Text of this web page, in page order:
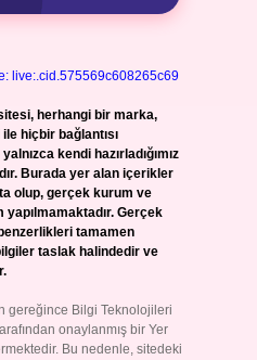
live:.cid.575569c608265c69
herhangi bir marka,
hiçbir bağlantısı
kendi hazırladığımız
Burada yer alan içerikler
olup, gerçek kurum ve
yapılmamaktadır. Gerçek
tamamen
taslak halindedir ve
gereğince Bilgi Teknolojileri
onaylanmış bir Yer
Bu nedenle, sitedeki